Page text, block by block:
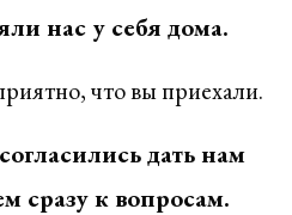
нас у себя дома.
что вы приехали.
дать нам
сразу к вопросам.